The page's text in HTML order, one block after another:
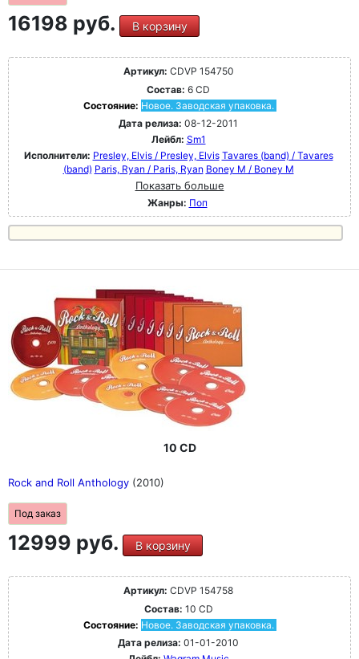
16198 руб. В корзину
Артикул: CDVP 154750
Состав: 6 CD
Состояние: Новое. Заводская упаковка.
Дата релиза: 08-12-2011
Лейбл: Sm1
Исполнители: Presley, Elvis / Presley, Elvis Tavares (band) / Tavares
(band) Paris, Ryan / Paris, Ryan Boney M / Boney M
Показать больше
Жанры: Поп
10 CD
Rock and Roll Anthology (2010)
Под заказ
12999 руб. В корзину
Артикул: CDVP 154758
Состав: 10 CD
Состояние: Новое. Заводская упаковка.
Дата релиза: 01-01-2010